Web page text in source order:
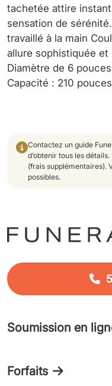
tachetée attire
sensation de
travaillé à la main
allure sophistiquée et
Diamètre de 6
Capacité : 210
Contactez un guide
d’obtenir tous les
(frais supplémentaires).
possibles.
Forfaits
Soumission en